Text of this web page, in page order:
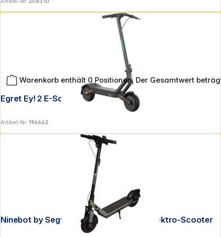
Warenkorb enthält 0 Positionen. Der Gesamtwert
Egret Ey! 2 E-Scooter
Artikel-Nr.:196662
Ninebot by Segway KickScooter E3 D Elektro-Scooter
**EVP = Empfohlener Verkaufspreis des Herstellers /
Lieferanten zzgl. 19% Mwst.
Alle Preise exkl. gesetzl. Mehrwertsteuer zzgl.
Versandkosten